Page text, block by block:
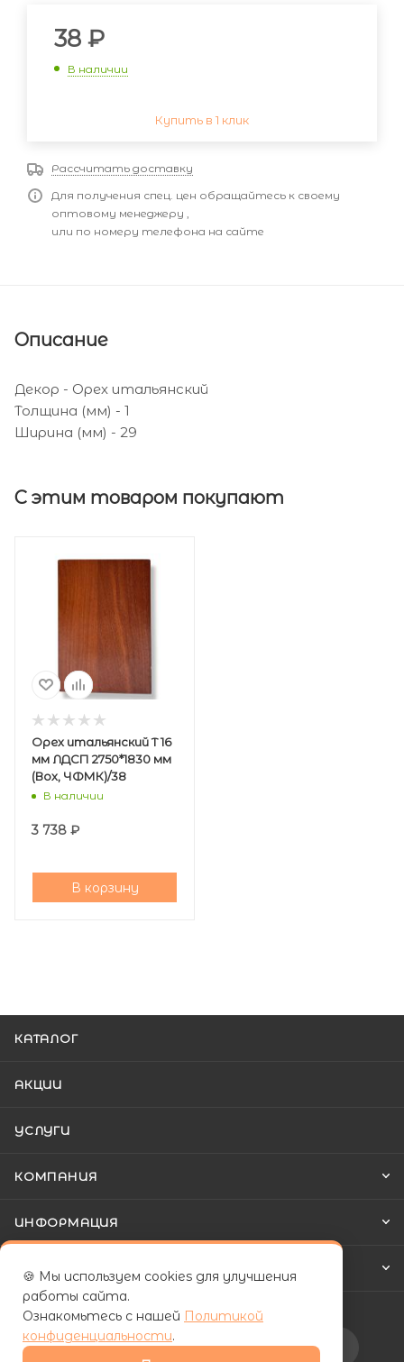
38 ₽
В наличии
Купить в 1 клик
Рассчитать доставку
Для получения спец. цен обращайтесь к своему
оптовому менеджеру ,
или по номеру телефона на сайте
Описание
Декор - Орех итальянский
Толщина (мм) - 1
Ширина (мм) - 29
С этим товаром покупают
Орех итальянский T 16
мм ЛДСП 2750*1830 мм
(Вох, ЧФМК)/38
В наличии
3 738 ₽
В корзину
КАТАЛОГ
АКЦИИ
УСЛУГИ
КОМПАНИЯ
ИНФОРМАЦИЯ
КАК КУПИТЬ
Подписаться на рассылку
🍪 Мы используем cookies для улучшения
работы сайта.
Ознакомьтесь с нашей Политикой
конфиденциальности.